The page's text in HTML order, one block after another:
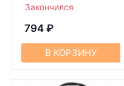
Закончился
794 ₽
В КОРЗИНУ